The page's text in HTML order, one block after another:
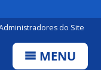
do Site
MENU